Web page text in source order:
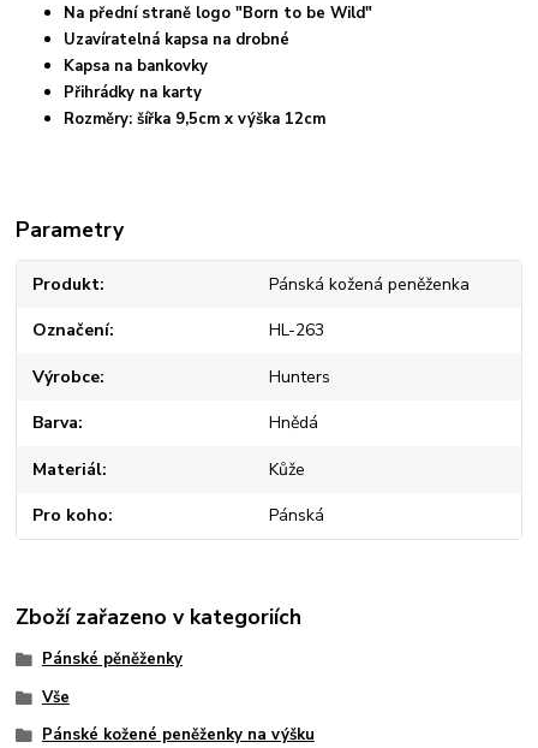
Na přední straně logo "Born to be Wild"
Uzavíratelná kapsa na drobné
Kapsa na bankovky
Přihrádky na karty
Rozměry: šířka 9,5cm x výška 12cm
Parametry
Produkt Pánská kožená peněženka
Označení HL-263
Výrobce Hunters
Barva Hnědá
Materiál Kůže
Pro koho Pánská
Zboží zařazeno v kategoriích
Pánské pěněženky
Vše
Pánské kožené peněženky na výšku